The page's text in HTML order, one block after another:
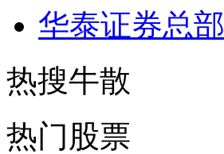
华泰证券总部
热搜牛散
热门股票